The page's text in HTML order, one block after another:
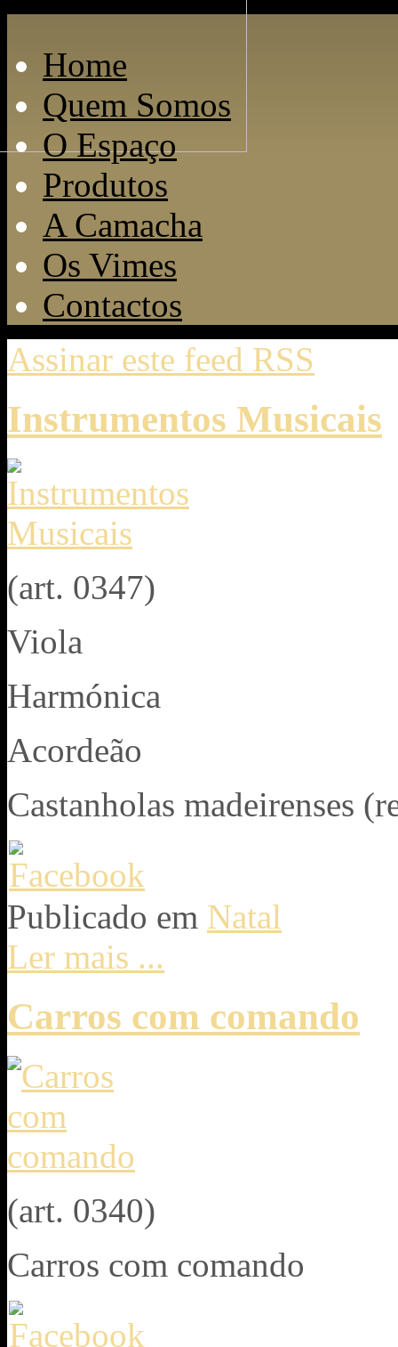
Home
Quem Somos
O Espaço
Produtos
A Camacha
Os Vimes
Contactos
Assinar este feed RSS
Instrumentos Musicais
(art. 0347)
Viola
Harmónica
Acordeão
Castanholas madeirenses
Publicado em Natal
Ler mais ...
Carros com comando
(art. 0340)
Carros com comando